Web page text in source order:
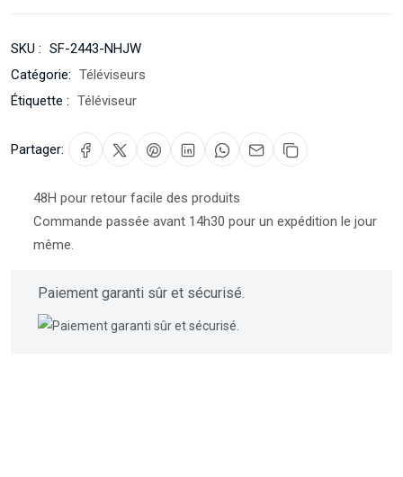
SKU : SF-2443-NHJW
Catégorie: Téléviseurs
Étiquette : Téléviseur
Partager:
48H pour retour facile des produits
Commande passée avant 14h30 pour un expédition le jour
même.
Paiement garanti sûr et sécurisé.